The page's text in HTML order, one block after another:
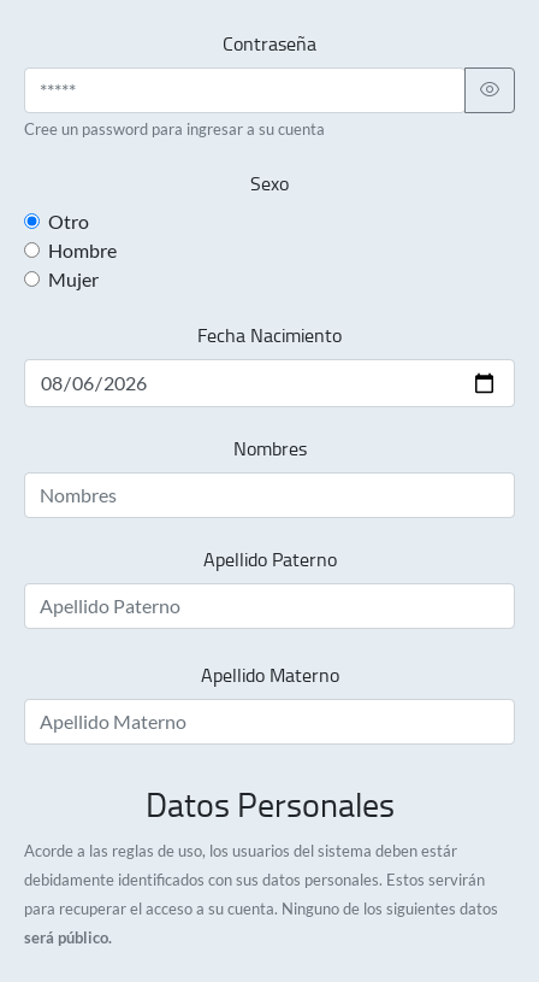
Contraseña
Cree un password para ingresar a su cuenta
Sexo
Otro
Hombre
Mujer
Fecha Nacimiento
Nombres
Apellido Paterno
Apellido Materno
Datos Personales
Acorde a las reglas de uso, los usuarios del sistema deben estár
debidamente identificados con sus datos personales. Estos servirán
para recuperar el acceso a su cuenta. Ninguno de los siguientes datos
será público.